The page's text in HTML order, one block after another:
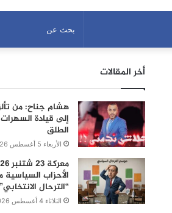
أخر المقالات
هشام جناح: من
إلى قيادة
الطلق
الأربعاء 5 أغسطس 2026
الأحزاب
“الترحال
الثلاثاء 4 أغسطس 2026